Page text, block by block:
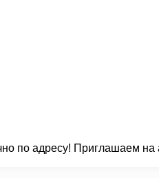
по адресу! Приглашаем